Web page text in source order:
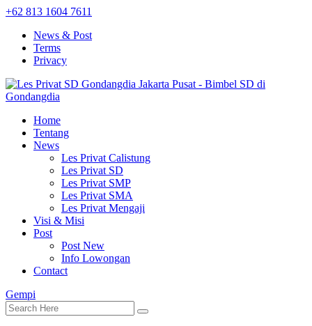
+62 813 1604 7611
News & Post
Terms
Privacy
Home
Tentang
News
Les Privat Calistung
Les Privat SD
Les Privat SMP
Les Privat SMA
Les Privat Mengaji
Visi & Misi
Post
Post New
Info Lowongan
Contact
Gempi